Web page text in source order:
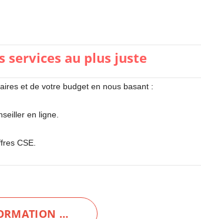
services au plus juste
et de votre budget en nous basant :
en ligne.
CSE.
…